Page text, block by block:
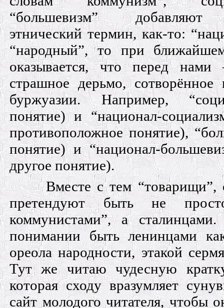
“большевизм” добавляют
этнический термин, как-то:
“народный”, то при
оказывается, что перед нами
страшное дерьмо, сотворённое
буржуазии. Например,
понятие) и “национал-
противоположное понятие),
понятие) и “национал-
другое понятие).
Вместе с тем “товарищи”,
претендуют быть не
коммунистами”, а
понимании быть ленинцами
ореола народности, этакой
Тут же читаю чудесную
которая сходу вразумляет
сайт молодого читателя, чтобы